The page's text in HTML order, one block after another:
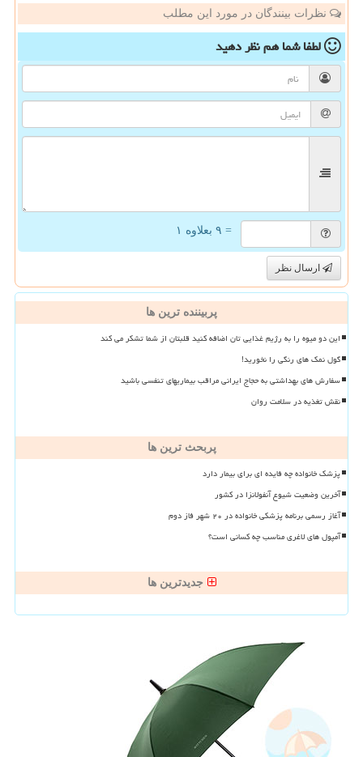
نظرات بینندگان در مورد این مطلب
لطفا شما همنظر دهید
= ۹ بعلاوه ۱
ارسال نظر
پربیننده ترین ها
این دو میوه را به رژیم غذایی تان اضافه کنید قلبتان از شما تشکر می کند
گول نمک های رنگی را نخورید!
سفارش های بهداشتی به حجاج ایرانی مراقب بیماریهای تنفسی باشید
نقش تغذیه در سلامت روان
پربحث ترین ها
پزشک خانواده چه فایده ای برای بیمار دارد
آخرین وضعیت شیوع آنفولانزا در کشور
آغاز رسمی برنامه پزشکی خانواده در ۲۰ شهر فاز دوم
آمپول های لاغری مناسب چه کسانی است؟
جدیدترین ها